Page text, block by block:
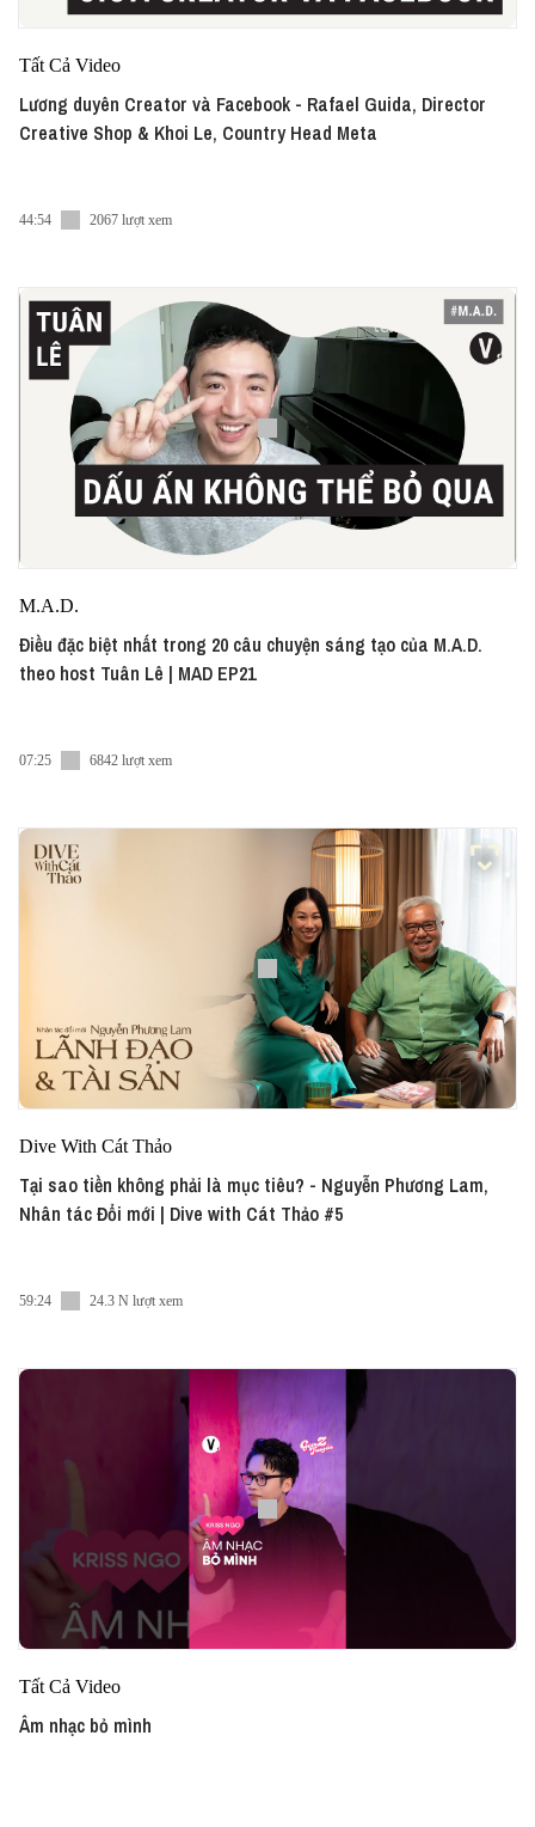
Tất Cả Video
Lương duyên Creator và Facebook - Rafael Guida, Director
Creative Shop & Khoi Le, Country Head Meta
44:54 2067 lượt xem
M.A.D.
Điều đặc biệt nhất trong 20 câu chuyện sáng tạo của M.A.D.
theo host Tuân Lê | MAD EP21
07:25 6842 lượt xem
Dive With Cát Thảo
Tại sao tiền không phải là mục tiêu? - Nguyễn Phương Lam,
Nhân tác Đổi mới | Dive with Cát Thảo #5
59:24 24.3 N lượt xem
Tất Cả Video
Âm nhạc bỏ mình